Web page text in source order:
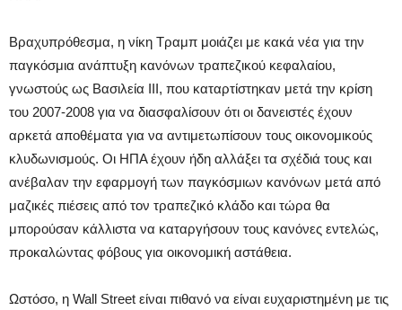
Βραχυπρόθεσμα, η νίκη Τραμπ μοιάζει με κακά νέα για την
παγκόσμια ανάπτυξη κανόνων τραπεζικού κεφαλαίου,
γνωστούς ως Βασιλεία ΙΙΙ, που καταρτίστηκαν μετά την κρίση
του 2007-2008 για να διασφαλίσουν ότι οι δανειστές έχουν
αρκετά αποθέματα για να αντιμετωπίσουν τους οικονομικούς
κλυδωνισμούς. Οι ΗΠΑ έχουν ήδη αλλάξει τα σχέδιά τους και
ανέβαλαν την εφαρμογή των παγκόσμιων κανόνων μετά από
μαζικές πιέσεις από τον τραπεζικό κλάδο και τώρα θα
μπορούσαν κάλλιστα να καταργήσουν τους κανόνες εντελώς,
προκαλώντας φόβους για οικονομική αστάθεια.
Ωστόσο, η Wall Street είναι πιθανό να είναι ευχαριστημένη με τις